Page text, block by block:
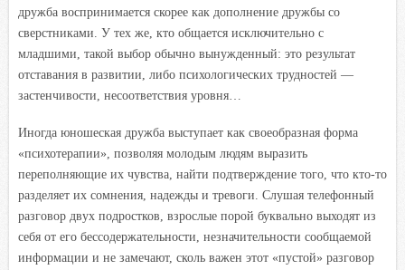
дружба воспринимается скорее как дополнение дружбы со
сверстниками. У тех же, кто общается исключительно с
младшими, такой выбор обычно вынужденный: это результат
отставания в развитии, либо психологических трудностей —
застенчивости, несоответствия уровня…
Иногда юношеская дружба выступает как своеобразная форма
«психотерапии», позволяя молодым людям выразить
переполняющие их чувства, найти подтверждение того, что кто-то
разделяет их сомнения, надежды и тревоги. Слушая телефонный
разговор двух подростков, взрослые порой буквально выходят из
себя от его бессодержательности, незначительности сообщаемой
информации и не замечают, сколь важен этот «пустой» разговор